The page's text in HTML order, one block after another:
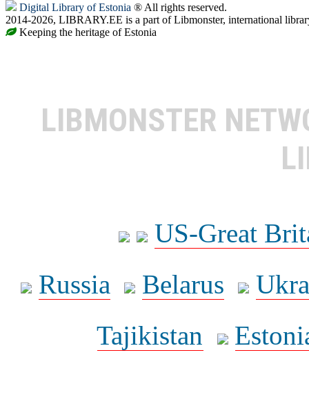
Digital Library of Estonia ® All rights reserved.
2014-2026, LIBRARY.EE is a part of Libmonster, international
Keeping the heritage of Estonia
LIBMONSTER
US-Great
Russia
Belarus
Tajikistan